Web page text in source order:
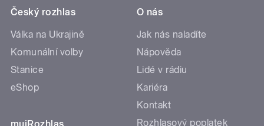
Český rozhlas
Válka na Ukrajině
Komunální volby
Stanice
eShop
O nás
Jak nás naladíte
Nápověda
Lidé v rádiu
Kariéra
Kontakt
Rozhlasový poplatek